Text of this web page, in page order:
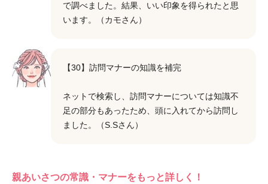
で調べました。結果、いい印象を得られたと思
います。（カモさん）
【30】訪問マナーの知識を補完
ネットで検索し、訪問マナーについては知識不
足の部分もあったため、頭に入れてから訪問し
ました。（S.Sさん）
親あいさつの常識・マナーをもっと詳しく！